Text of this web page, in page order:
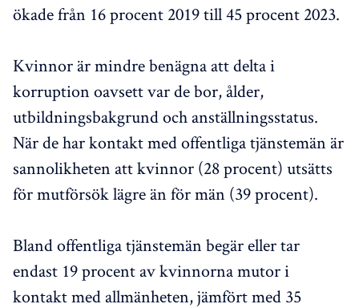
ökade från 16 procent 2019 till 45 procent 2023.
Kvinnor är mindre benägna att delta i
korruption oavsett var de bor, ålder,
utbildningsbakgrund och anställningsstatus.
När de har kontakt med offentliga tjänstemän är
sannolikheten att kvinnor (28 procent) utsätts
för mutförsök lägre än för män (39 procent).
Bland offentliga tjänstemän begär eller tar
endast 19 procent av kvinnorna mutor i
kontakt med allmänheten, jämfört med 35